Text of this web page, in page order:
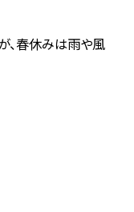
、春休みは雨や風